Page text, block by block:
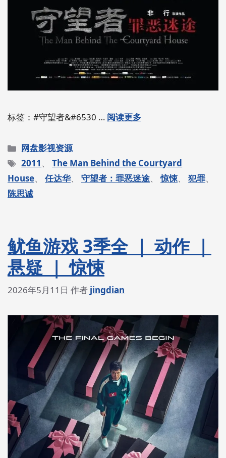
标签：#守望者&#6530 … 阅读更多
分
类
网盘影视资源
标
签
2011 、The Man Behind the Courtyard
House、 任达华、 守望者：罪恶迷途、惊悚、 犯罪、
陈思诚
鱿鱼游戏 3季全 ｜ 动作 ｜
悬疑 ｜ 惊悚
2026年5月11日 作者 jingdian